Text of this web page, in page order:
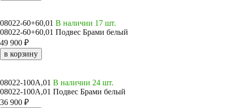
08022-60+60,01 В наличии 17 шт.
08022-60+60,01 Подвес Брами белый
49 900 ₽
в корзину
08022-100A,01 В наличии 24 шт.
08022-100A,01 Подвес Брами белый
36 900 ₽